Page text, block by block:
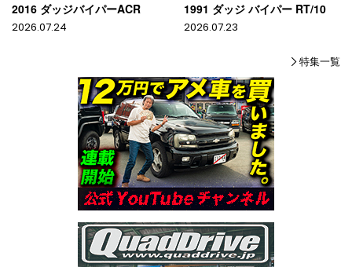
2016 ダッジバイパーACR
2026.07.24
1991 ダッジ バイパー RT/10
2026.07.23
特集一覧